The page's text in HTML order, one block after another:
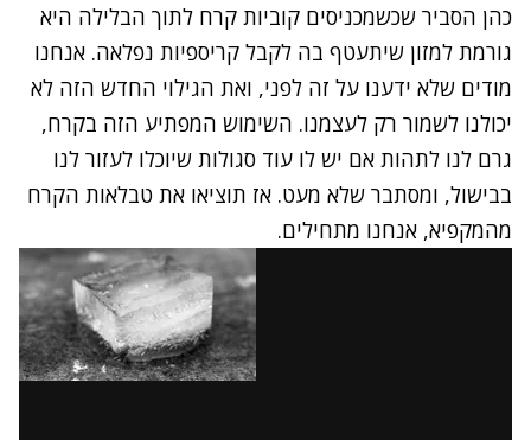
כהן הסביר שכשמכניסים קוביות קרח לתוך הבלילה היא
גורמת למזון שיתעטף בה לקבל קריספיות נפלאה. אנחנו
מודים שלא ידענו על זה לפני, ואת הגילוי החדש הזה לא
יכולנו לשמור רק לעצמנו. השימוש המפתיע הזה בקרח,
גרם לנו לתהות אם יש לו עוד סגולות שיוכלו לעזור לנו
בבישול, ומסתבר שלא מעט. אז תוציאו את טבלאות הקרח
מהמקפיא, אנחנו מתחילים.